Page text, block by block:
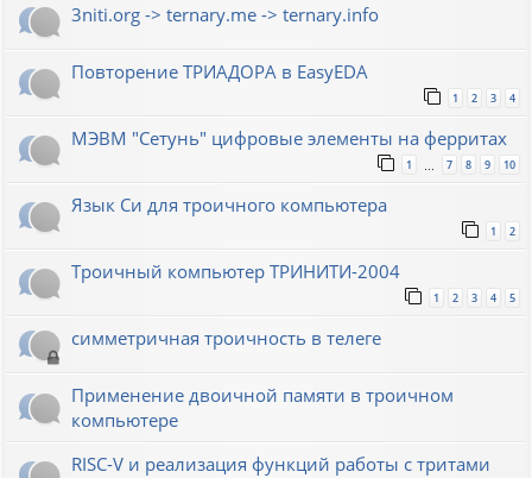
3niti.org -> ternary.me -> ternary.info
Повторение ТРИАДОРА в EasyEDA
1 2 3 4
МЭВМ "Сетунь" цифровые элементы на ферритах
1 … 7 8 9 10
Язык Си для троичного компьютера
1 2
Троичный компьютер ТРИНИТИ-2004
1 2 3 4 5
симметричная троичность в телеге
Применение двоичной памяти в троичном
компьютере
RISC-V и реализация функций работы с тритами